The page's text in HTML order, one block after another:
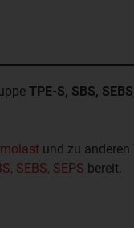
TPE-S, SBS,
und zu anderen
SEBS, SEPS bereit.